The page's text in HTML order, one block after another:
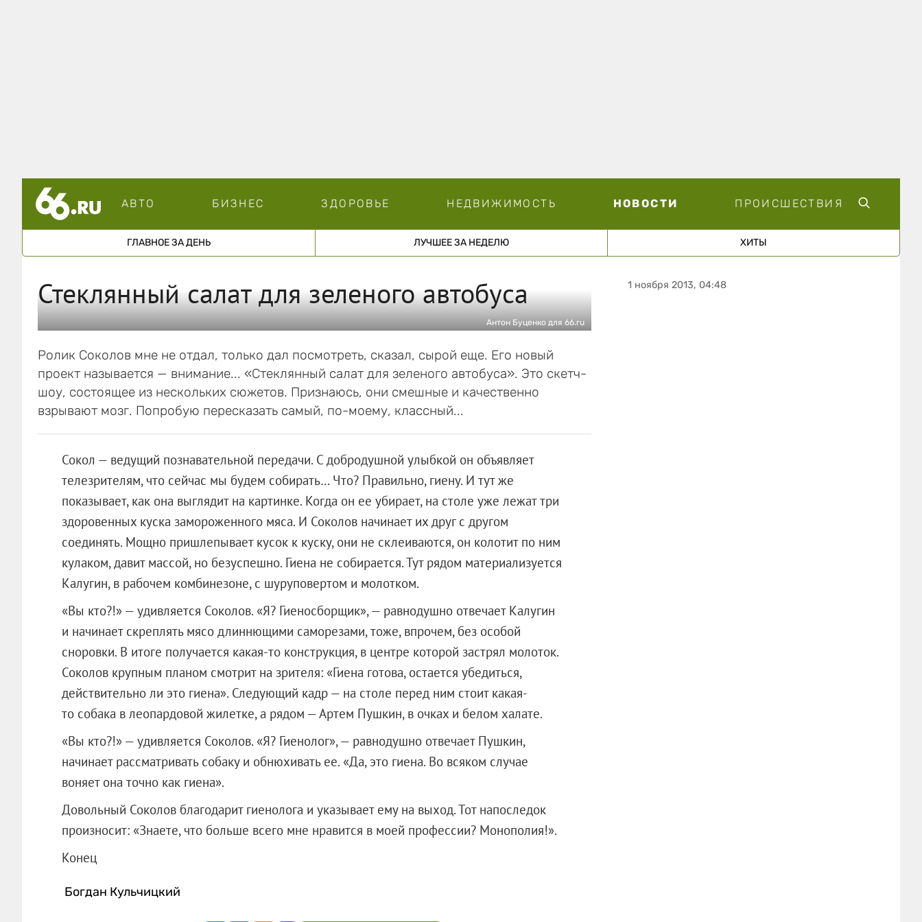
АВТО БИЗНЕС ЗДОРОВЬЕ НЕДВИЖИМОСТЬ НОВОСТИ ПРОИСШЕСТВИЯ
ГЛАВНОЕ ЗА ДЕНЬ ЛУЧШЕЕ ЗА НЕДЕЛЮ ХИТЫ
Стеклянный салат для зеленого автобуса
Антон Буценко для 66.ru
Ролик Соколов мне не отдал, только дал посмотреть, сказал, сырой еще. Его новый
проект называется — внимание... «Стеклянный салат для зеленого автобуса». Это скетч-
шоу, состоящее из нескольких сюжетов. Признаюсь, они смешные и качественно
взрывают мозг. Попробую пересказать самый, по-моему, классный...
Сокол — ведущий познавательной передачи. C добродушной улыбкой он объявляет
телезрителям, что сейчас мы будем собирать… Что? Правильно, гиену. И тут же
показывает, как она выглядит на картинке. Когда он ее убирает, на столе уже лежат три
здоровенных куска замороженного мяса. И Соколов начинает их друг с другом
соединять. Мощно пришлепывает кусок к куску, они не склеиваются, он колотит по ним
кулаком, давит массой, но безуспешно. Гиена не собирается. Тут рядом материализуется
Калугин, в рабочем комбинезоне, с шуруповертом и молотком.
«Вы кто?!» — удивляется Соколов. «Я? Гиеносборщик», — равнодушно отвечает Калугин
и начинает скреплять мясо длиннющими саморезами, тоже, впрочем, без особой
сноровки. В итоге получается какая-то конструкция, в центре которой застрял молоток.
Соколов крупным планом смотрит на зрителя: «Гиена готова, остается убедиться,
действительно ли это гиена». Следующий кадр — на столе перед ним стоит какая-
то собака в леопардовой жилетке, а рядом — Артем Пушкин, в очках и белом халате.
«Вы кто?!» — удивляется Соколов. «Я? Гиенолог», — равнодушно отвечает Пушкин,
начинает рассматривать собаку и обнюхивать ее. «Да, это гиена. Во всяком случае
воняет она точно как гиена».
Довольный Соколов благодарит гиенолога и указывает ему на выход. Тот напоследок
произносит: «Знаете, что больше всего мне нравится в моей профессии? Монополия!».
Конец
Богдан Кульчицкий
1 ноября 2013, 04:48